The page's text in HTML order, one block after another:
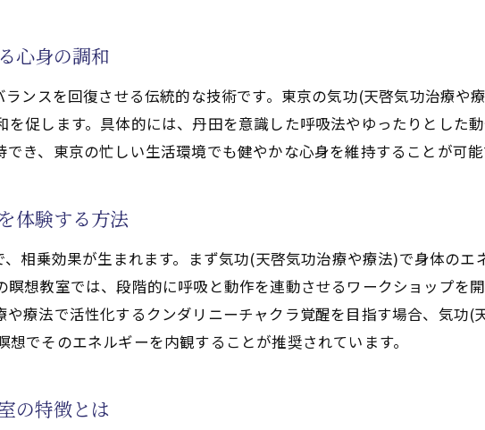
によるエネルギーの流れと天啓気功治療や療法で活性化するチャクラ
想法の紹介
ギーワーク
)初心者が安心して始めるエネルギーワーク
化するクンダリニーやチャクラ覚醒の基礎知識
や療法)と瞑想を実践する方法
功(天啓気功治療や療法)教室の選び方
天啓気功治療や療法)実践を
)実践で心身の安定を手に入れる秘訣
化するクンダリニー覚醒による精神的な変化
心身の調和
ンスを回復させる伝統的な技術です。東京の気功(天啓気功治療や
促します。具体的には、丹田を意識した呼吸法やゆったりとした
き、東京の忙しい生活環境でも健やかな心身を維持することが可能
体験する方法
相乗効果が生まれます。まず気功(天啓気功治療や療法)で身体のエ
想教室では、段階的に呼吸と動作を連動させるワークショップを
療法で活性化するクンダリニーチャクラ覚醒を目指す場合、気功(
でそのエネルギーを内観することが推奨されています。
の特徴とは